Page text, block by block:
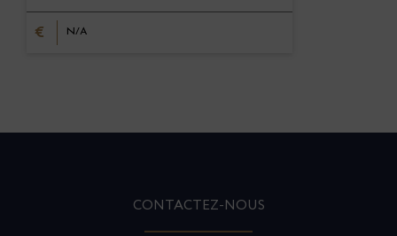
€ N/A
CONTACTEZ-NOUS